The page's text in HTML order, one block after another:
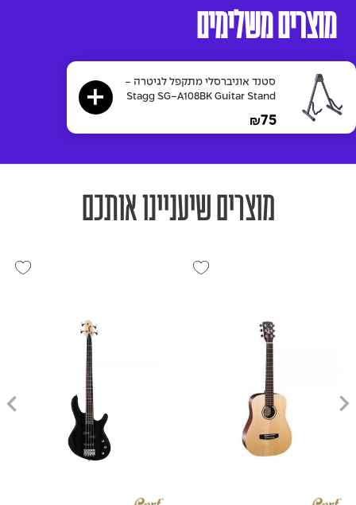
מוצרים משלימים
סטנד אוניברסלי מתקפל לגיטרה -
Stagg SG-A108BK Guitar Stand
₪75
מוצרים שיעניינו אותכם